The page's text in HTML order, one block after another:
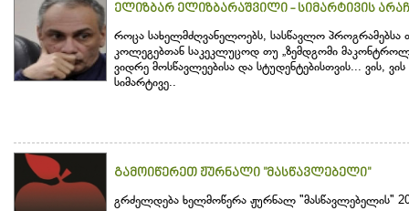
ელიზბარ ელიზბარაშვილი - სიმარტივის
როცა სახელმძღვანელოებს, სასწავლო პროგრამებსა
კოლეგებთან საკეკლუცოდ თუ „ზემდგომი
ვიდრე მოსწავლეებისა და სტუდენტებისთვის... ვის,
სიმარტივე..
გამოიწერეთ ჟურნალი "მასწავლებელი"
გრძელდება ხელმოწერა ჟურნალ "მასწავლებელის"